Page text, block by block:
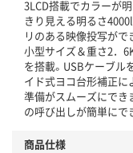
3LCD搭載でカラーが
きり見える明るさ
リのある映像投写がで
小型サイズ＆重さ2．
を搭載。USBケーブル
イド式ヨコ台形補正に
準備がスムーズにでき
の呼び出しが簡単にで
商品仕様